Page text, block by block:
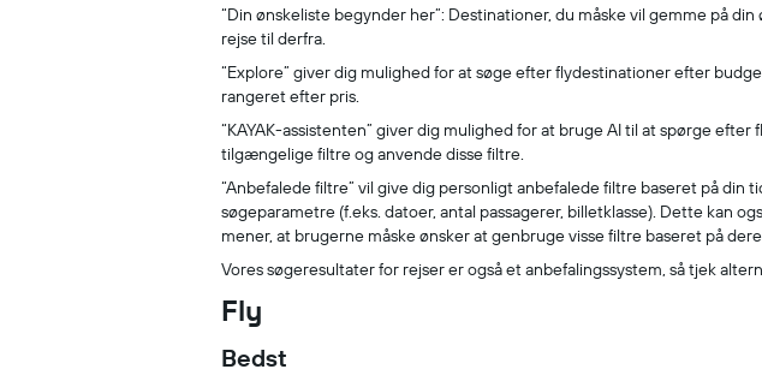
“Din ønskeliste begynder her”: Destinationer, du måske vil gemme på
rejse til derfra.
“Explore” giver dig mulighed for at søge efter flydestinationer efter
rangeret efter pris.
“KAYAK-assistenten” giver dig mulighed for at bruge AI til at spørge
tilgængelige filtre og anvende disse filtre.
“Anbefalede filtre” vil give dig personligt anbefalede filtre baseret på
søgeparametre (f.eks. datoer, antal passagerer, billetklasse). Dette kan
mener, at brugerne måske ønsker at genbruge visse filtre baseret på
Vores søgeresultater for rejser er også et anbefalingssystem, så tjek
Fly
Bedst